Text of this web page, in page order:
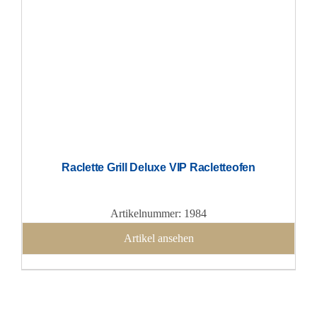
Raclette Grill Deluxe VIP Racletteofen
Artikelnummer: 1984
Artikel ansehen